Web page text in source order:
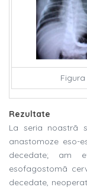
Figura
Rezultate
La seria noastrã
anastomoze eso-
decedate; am
esofagostomã
decedate,